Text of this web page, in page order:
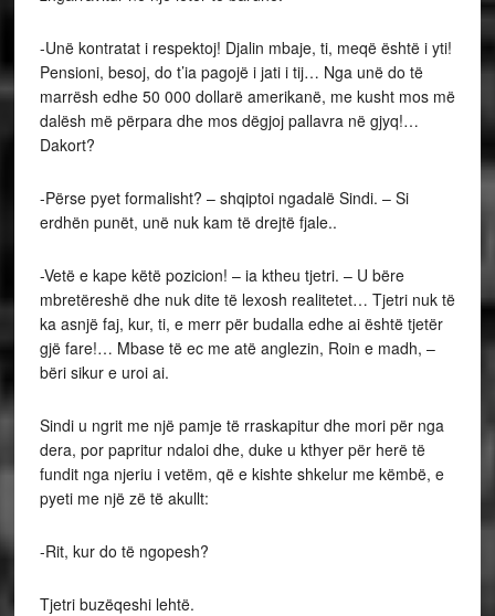
-Unë kontratat i respektoj! Djalin mbaje, ti, meqë është i yti!
Pensioni, besoj, do t’ia pagojë i jati i tij… Nga unë do të
marrësh edhe 50 000 dollarë amerikanë, me kusht mos më
dalësh më përpara dhe mos dëgjoj pallavra në gjyq!…
Dakort?
-Përse pyet formalisht? – shqiptoi ngadalë Sindi. – Si
erdhën punët, unë nuk kam të drejtë fjale..
-Vetë e kape këtë pozicion! – ia ktheu tjetri. – U bëre
mbretëreshë dhe nuk dite të lexosh realitetet… Tjetri nuk të
ka asnjë faj, kur, ti, e merr për budalla edhe ai është tjetër
gjë fare!… Mbase të ec me atë anglezin, Roin e madh, –
bëri sikur e uroi ai.
Sindi u ngrit me një pamje të rraskapitur dhe mori për nga
dera, por papritur ndaloi dhe, duke u kthyer për herë të
fundit nga njeriu i vetëm, që e kishte shkelur me këmbë, e
pyeti me një zë të akullt:
-Rit, kur do të ngopesh?
Tjetri buzëqeshi lehtë.